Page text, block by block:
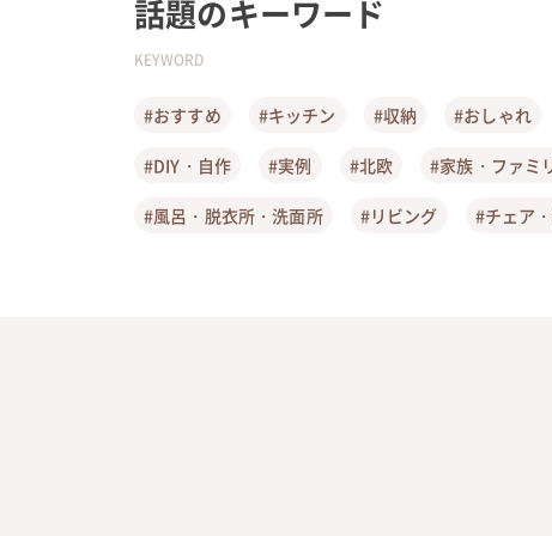
話題のキーワード
KEYWORD
#おすすめ #キッチン #収納 #おしゃれ
#DIY・自作 #実例 #北欧 #家族・ファミ
#風呂・脱衣所・洗面所 #リビング #チェア